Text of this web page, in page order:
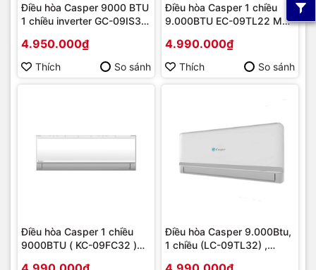
Điều hòa Casper 9000 BTU
1 chiều inverter GC-09IS35
hãng
4.950.000₫
Thích So sánh
Điều hòa Casper 1 chiều
9.000BTU EC-09TL22 MỚI
4.990.000₫
Thích So sánh
Điều hòa Casper 1 chiều
9000BTU ( KC-09FC32 )
Điều hòa Casper 9.000Btu,
1 chiều (LC-09TL32) ,